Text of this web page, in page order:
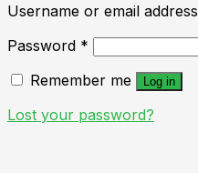
Username or email address
Password *
Remember me
Log in
Lost your password?